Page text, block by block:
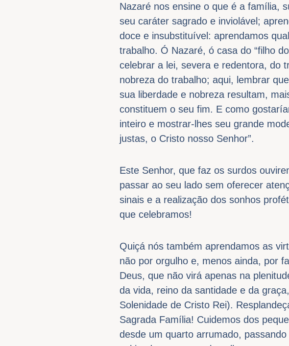
Nazaré nos ensine o que é a família,
seu caráter sagrado e inviolável;
doce e insubstituível: aprendamos
trabalho. Ó Nazaré, ó casa do “filho
celebrar a lei, severa e redentora, do
nobreza do trabalho; aqui, lembrar
sua liberdade e nobreza resultam,
constituem o seu fim. E como
inteiro e mostrar-lhes seu grande
justas, o Cristo nosso Senhor”.
Este Senhor, que faz os surdos
passar ao seu lado sem oferecer
sinais e a realização dos sonhos
que celebramos!
Quiçá nós também aprendamos as
não por orgulho e, menos ainda, por
Deus, que não virá apenas na
da vida, reino da santidade e da
Solenidade de Cristo Rei).
Sagrada Família! Cuidemos dos
desde um quarto arrumado,